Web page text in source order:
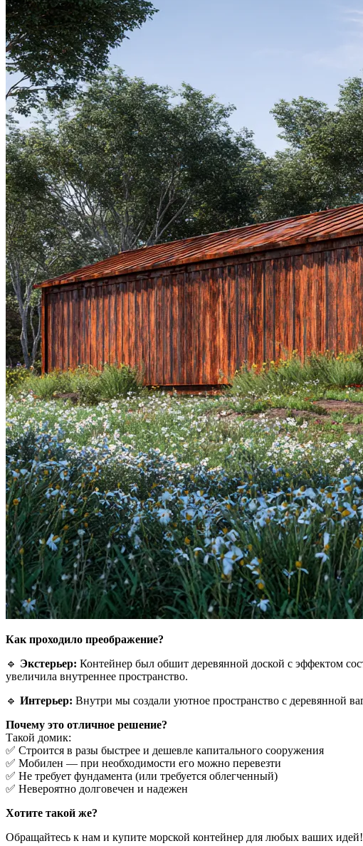
Как проходило преображение?
🔹 Экстерьер: Контейнер был обшит деревянной доской с эффектом
увеличила внутреннее пространство.
🔹 Интерьер: Внутри мы создали уютное пространство с деревянной
Почему это отличное решение?
Такой домик:
✅ Строится в разы быстрее и дешевле капитального сооружения
✅ Мобилен — при необходимости его можно перевезти
✅ Не требует фундамента (или требуется облегченный)
✅ Невероятно долговечен и надежен
Хотите такой же?
Обращайтесь к нам и купите морской контейнер для любых ваших идей!